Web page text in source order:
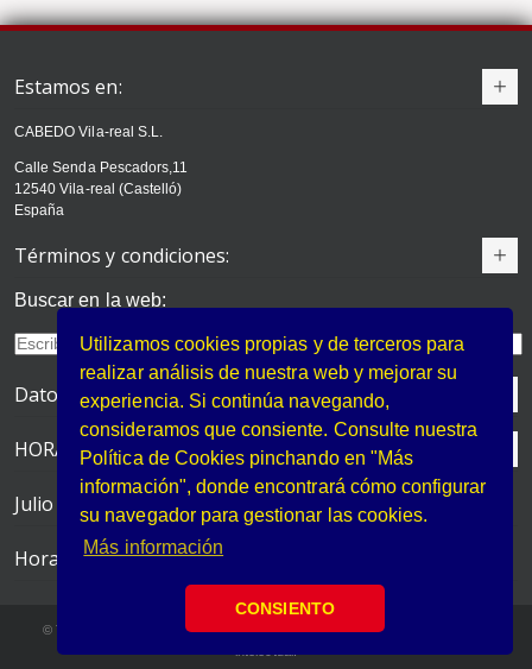
Utilizamos cookies propias y de terceros para
realizar análisis de nuestra web y mejorar su
experiencia. Si continúa navegando,
consideramos que consiente. Consulte nuestra
Política de Cookies pinchando en "Más
información", donde encontrará cómo configurar
su navegador para gestionar las cookies.
Más información
CONSIENTO
Estamos en:
CABEDO Vila-real S.L.
Calle Senda Pescadors,11
12540 Vila-real (Castelló)
España
Términos y condiciones:
Buscar en la web:
Datos de contacto
HORARIO DE VERANO
Julio y Agosto
Horario de atención
© Todos los contenidos de esta web están protegidos por la ley de propiedad